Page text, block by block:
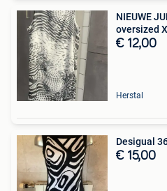
NIEUWE
oversized
€ 12,00
Herstal
Desigual
€ 15,00